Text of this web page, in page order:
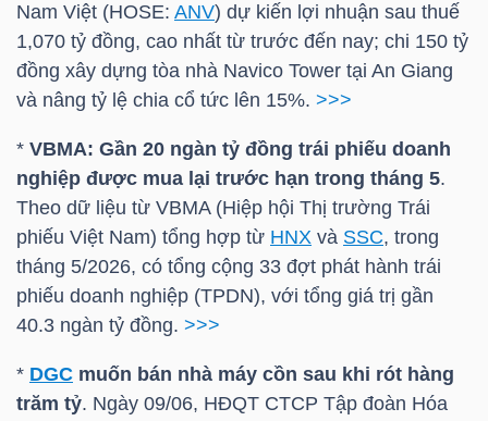
Nam Việt (HOSE: ANV) dự kiến lợi nhuận sau thuế
1,070 tỷ đồng, cao nhất từ trước đến nay; chi 150 tỷ
đồng xây dựng tòa nhà Navico Tower tại An Giang
và nâng tỷ lệ chia cổ tức lên 15%. >>>
* VBMA: Gần 20 ngàn tỷ đồng trái phiếu doanh
nghiệp được mua lại trước hạn trong tháng 5.
Theo dữ liệu từ VBMA (Hiệp hội Thị trường Trái
phiếu Việt Nam) tổng hợp từ HNX và SSC, trong
tháng 5/2026, có tổng cộng 33 đợt phát hành trái
phiếu doanh nghiệp (TPDN), với tổng giá trị gần
40.3 ngàn tỷ đồng. >>>
* DGC muốn bán nhà máy cồn sau khi rót hàng
trăm tỷ. Ngày 09/06, HĐQT CTCP Tập đoàn Hóa
PHÁI
SINH
TRÁI
PHIẾU
CÔNG
CỤ
ĐẦU
TƯ